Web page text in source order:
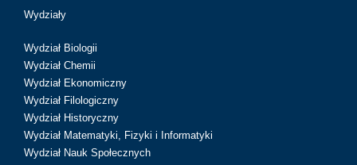
Wydziały
Wydział Biologii
Wydział Chemii
Wydział Ekonomiczny
Wydział Filologiczny
Wydział Historyczny
Wydział Matematyki, Fizyki i Informatyki
Wydział Nauk Społecznych